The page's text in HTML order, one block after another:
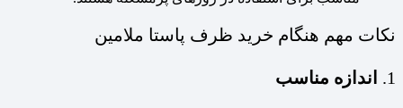
نکات مهم هنگام خرید ظرف پاستا ملامین
1. اندازه مناسب